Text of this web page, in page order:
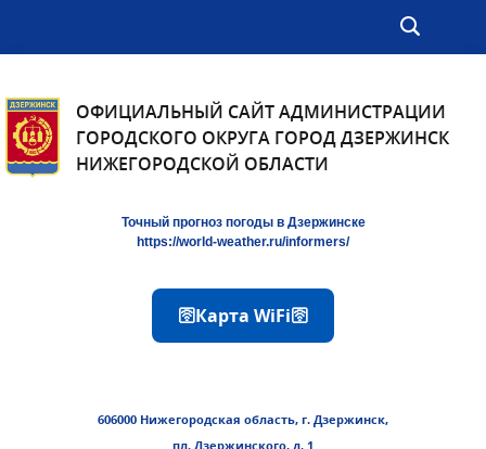
ОФИЦИАЛЬНЫЙ САЙТ АДМИНИСТРАЦИИ
ГОРОДСКОГО ОКРУГА ГОРОД ДЗЕРЖИНСК
НИЖЕГОРОДСКОЙ ОБЛАСТИ
Точный прогноз погоды в Дзержинске
https://world-weather.ru/informers/
🛜Карта WiFi🛜
606000 Нижегородская область, г. Дзержинск,